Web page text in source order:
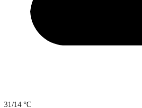
31/14 °C